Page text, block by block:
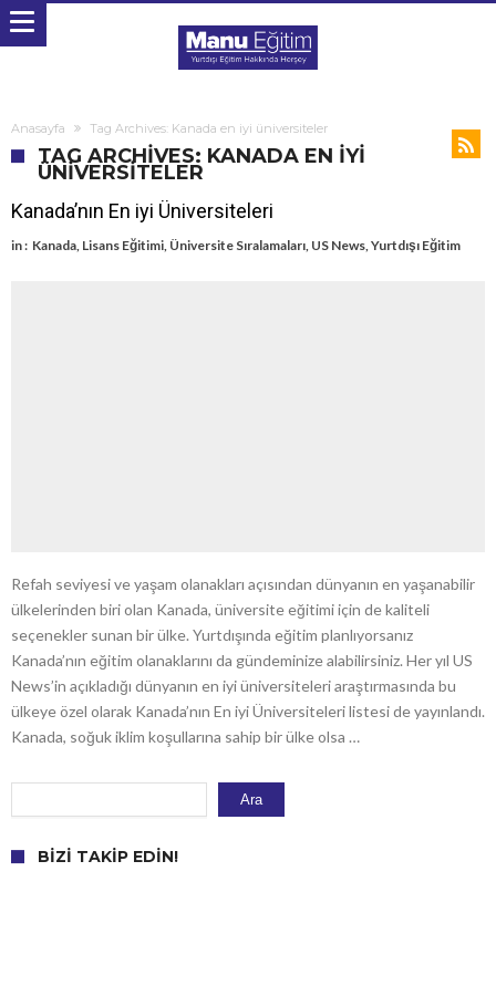
Anasayfa Tag Archives: Kanada en iyi üniversiteler
TAG ARCHIVES: KANADA EN IYI
ÜNIVERSITELER
Kanada’nın En iyi Üniversiteleri
in : Kanada, Lisans Eğitimi, Üniversite Sıralamaları, US News,Yurtdışı Eğitim
Refah seviyesi ve yaşam olanakları açısından dünyanın en yaşanabilir
ülkelerinden biri olan Kanada, üniversite eğitimi için de kaliteli
seçenekler sunan bir ülke. Yurtdışında eğitim planlıyorsanız
Kanada’nın eğitim olanaklarını da gündeminize alabilirsiniz. Her yıl US
News’in açıkladığı dünyanın en iyi üniversiteleri araştırmasında bu
ülkeye özel olarak Kanada’nın En iyi Üniversiteleri listesi de yayınlandı.
Kanada, soğuk iklim koşullarına sahip bir ülke olsa …
Ara
BIZI TAKIP EDIN!